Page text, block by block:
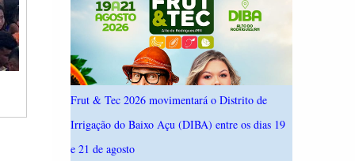
ouviu 1.500 eleitores em todas as regiões do
Rio Grande do Norte entre os dias 18 e 22 de
junho de 2026. O levantamento possui
margem de erro de 2,5 pontos percentuais e
nível de confiança de 95%. Registro no TSE:
RN-09520/2026
Frut & Tec 2026 movimentará o Distrito de
Irrigação do Baixo Açu (DIBA) entre os dias 19
e 21 de agosto